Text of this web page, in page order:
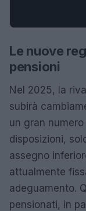
Le nuove
pensioni
Nel 2025, la
subirà
un gran
disposizioni,
assegno
attualmente
adeguamento.
pensionati, in